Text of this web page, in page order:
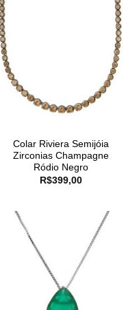
Colar Riviera Semijóia
Zirconias Champagne
Ródio Negro
R$399,00